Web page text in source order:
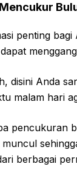
penting
disini Anda
malam hari
pencukuran
muncul
berbagai